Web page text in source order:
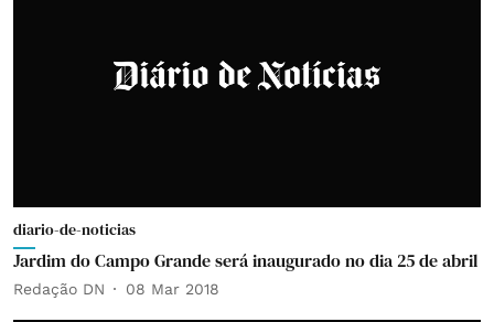
diario-de-noticias
Jardim do Campo Grande será inaugurado no dia 25 de abril
Redação DN 08 Mar 2018